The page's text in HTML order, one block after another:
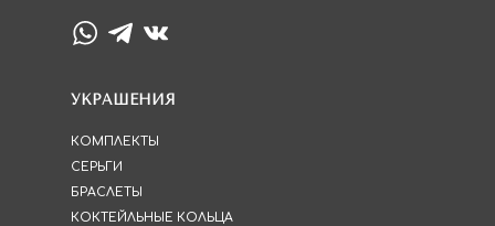
КОМПЛЕКТЫ
УКРАШЕНИЯ
СЕРЬГИ
БРАСЛЕТЫ
КОКТЕЙЛЬНЫЕ КОЛЬЦА